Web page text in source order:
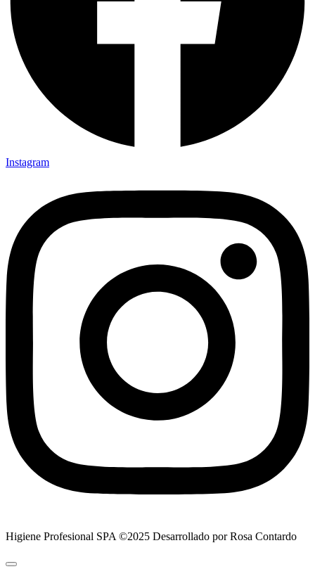
Instagram
Higiene Profesional SPA ©2025 Desarrollado por Rosa Contardo